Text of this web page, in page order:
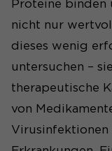
Proteine binden
nicht nur
dieses wenig
untersuchen –
therapeutische
von